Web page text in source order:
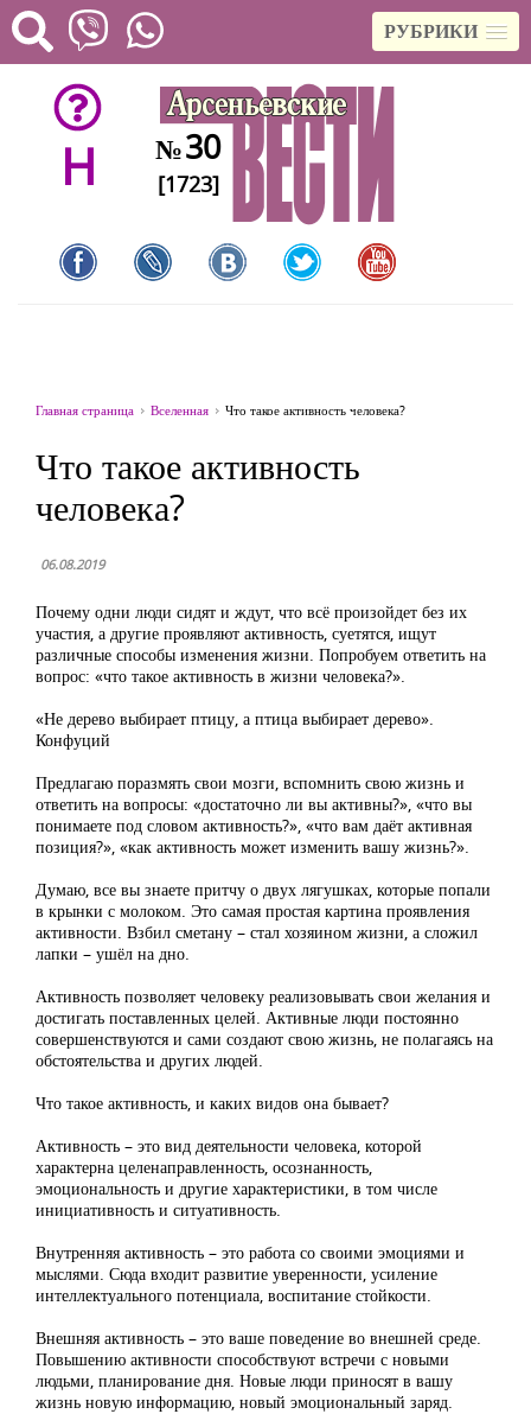
РУБРИКИ
H №30
[1723]
Главная страница Вселенная Что такое активность человека?
Что такое активность
человека?
06.08.2019
Почему одни люди сидят и ждут, что всё произойдет без их
участия, а другие проявляют активность, суетятся, ищут
различные способы изменения жизни. Попробуем ответить на
вопрос: «что такое активность в жизни человека?».
«Не дерево выбирает птицу, а птица выбирает дерево».
Конфуций
Предлагаю поразмять свои мозги, вспомнить свою жизнь и
ответить на вопросы: «достаточно ли вы активны?», «что вы
понимаете под словом активность?», «что вам даёт активная
позиция?», «как активность может изменить вашу жизнь?».
Думаю, все вы знаете притчу о двух лягушках, которые попали
в крынки с молоком. Это самая простая картина проявления
активности. Взбил сметану – стал хозяином жизни, а сложил
лапки – ушёл на дно.
Активность позволяет человеку реализовывать свои желания и
достигать поставленных целей. Активные люди постоянно
совершенствуются и сами создают свою жизнь, не полагаясь на
обстоятельства и других людей.
Что такое активность, и каких видов она бывает?
Активность – это вид деятельности человека, которой
характерна целенаправленность, осознанность,
эмоциональность и другие характеристики, в том числе
инициативность и ситуативность.
Внутренняя активность – это работа со своими эмоциями и
мыслями. Сюда входит развитие уверенности, усиление
интеллектуального потенциала, воспитание стойкости.
Внешняя активность – это ваше поведение во внешней среде.
Повышению активности способствуют встречи с новыми
людьми, планирование дня. Новые люди приносят в вашу
жизнь новую информацию, новый эмоциональный заряд.